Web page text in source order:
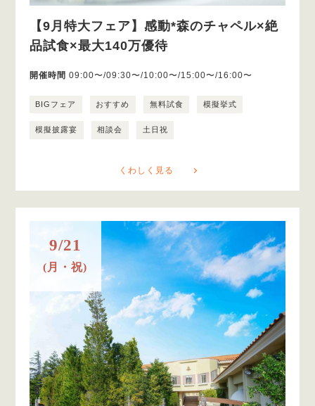
【9月特大フェア】感動*森のチャペル×絶
品試食×最大140万優待
開催時間 09:00〜/09:30〜/10:00〜/15:00〜/16:00〜
BIGフェア おすすめ 無料試食 模擬挙式
模擬披露宴 相談会 土日祝
くわしく見る
9/21
(月・祝)